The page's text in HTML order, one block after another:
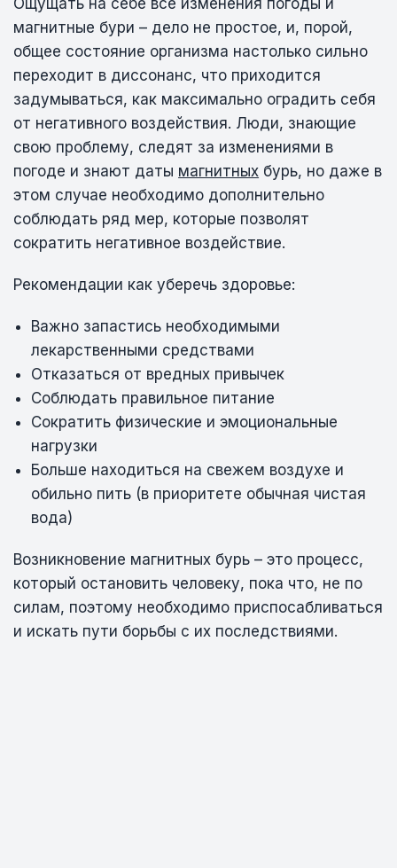
Ощущать на себе все изменения погоды и
магнитные бури – дело не простое, и, порой,
общее состояние организма настолько сильно
переходит в диссонанс, что приходится
задумываться, как максимально оградить себя
от негативного воздействия. Люди, знающие
свою проблему, следят за изменениями в
погоде и знают даты магнитных бурь, но даже в
этом случае необходимо дополнительно
соблюдать ряд мер, которые позволят
сократить негативное воздействие.
Рекомендации как уберечь здоровье:
Важно запастись необходимыми
лекарственными средствами
Отказаться от вредных привычек
Соблюдать правильное питание
Сократить физические и эмоциональные
нагрузки
Больше находиться на свежем воздухе и
обильно пить (в приоритете обычная чистая
вода)
Возникновение магнитных бурь – это процесс,
который остановить человеку, пока что, не по
силам, поэтому необходимо приспосабливаться
и искать пути борьбы с их последствиями.